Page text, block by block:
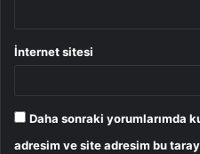
İnternet sitesi
Daha sonraki yorumlarımda
adresim ve site adresim bu